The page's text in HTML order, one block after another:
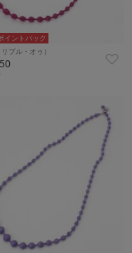
イントバック
プル・オゥ）